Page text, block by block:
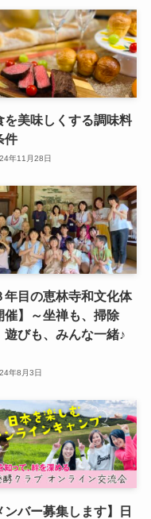
を美味しくする調味料
件
年11月28日
年目の恵林寺和文化体
催】～坐禅も、掃除
遊びも、みんな一緒♪
年8月3日
ンバー募集します】日